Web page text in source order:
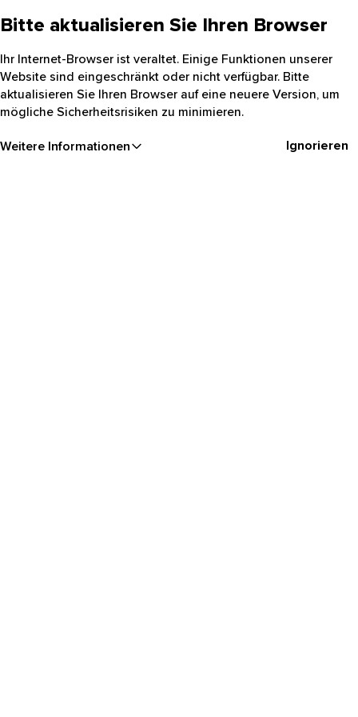
Bitte aktualisieren Sie Ihren Browser
Ihr Internet-Browser ist veraltet. Einige Funktionen unserer
Website sind eingeschränkt oder nicht verfügbar. Bitte
aktualisieren Sie Ihren Browser auf eine neuere Version, um
mögliche Sicherheitsrisiken zu minimieren.
Weitere Informationen Ignorieren